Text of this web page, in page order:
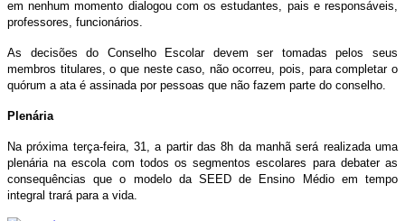
em nenhum momento dialogou com os estudantes, pais e responsáveis,
professores, funcionários.
As decisões do Conselho Escolar devem ser tomadas pelos seus
membros titulares, o que neste caso, não ocorreu, pois, para completar o
quórum a ata é assinada por pessoas que não fazem parte do conselho.
Plenária
Na próxima terça-feira, 31, a partir das 8h da manhã será realizada uma
plenária na escola com todos os segmentos escolares para debater as
consequências que o modelo da SEED de Ensino Médio em tempo
integral trará para a vida.